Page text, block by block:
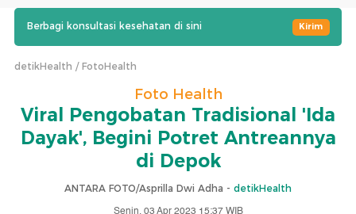
Berbagi konsultasi kesehatan di sini Kirim
detikHealth FotoHealth
Foto Health
Viral Pengobatan Tradisional 'Ida
Dayak', Begini Potret Antreannya
di Depok
ANTARA FOTO/Asprilla Dwi Adha - detikHealth